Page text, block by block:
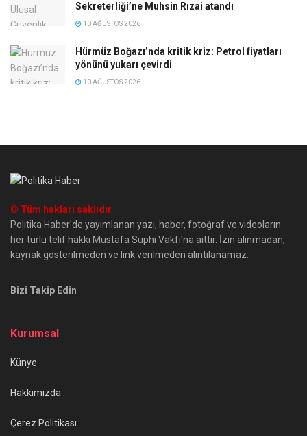
Sekreterliği’ne Muhsin Rızai atandı
10 AĞUSTOS 2026
Hürmüz Boğazı’nda kritik kriz: Petrol fiyatları
yönünü yukarı çevirdi
10 AĞUSTOS 2026
© Tüm hakları saklıdır
Politika Haber'de yayımlanan yazı, haber, fotoğraf ve videoların
her türlü telif hakkı Mustafa Suphi Vakfı'na aittir. İzin alınmadan,
kaynak gösterilmeden ve link verilmeden alıntılanamaz.
Bizi Takip Edin
Kurumsal
Künye
Hakkımızda
Çerez Politikası